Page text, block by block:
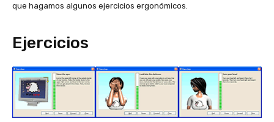
que hagamos algunos ejercicios ergonómicos.
Ejercicios